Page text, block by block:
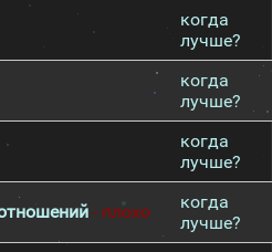
когда
лучше?
когда
лучше?
когда
лучше?
- плохо
когда
лучше?